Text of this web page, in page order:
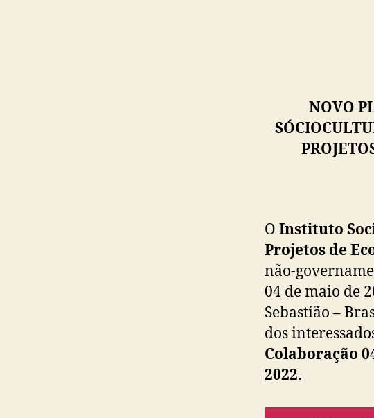
NOVO
O Instituto
Projetos de
não-
04 de maio de
Sebastião –
dos
Colaboração
2022.